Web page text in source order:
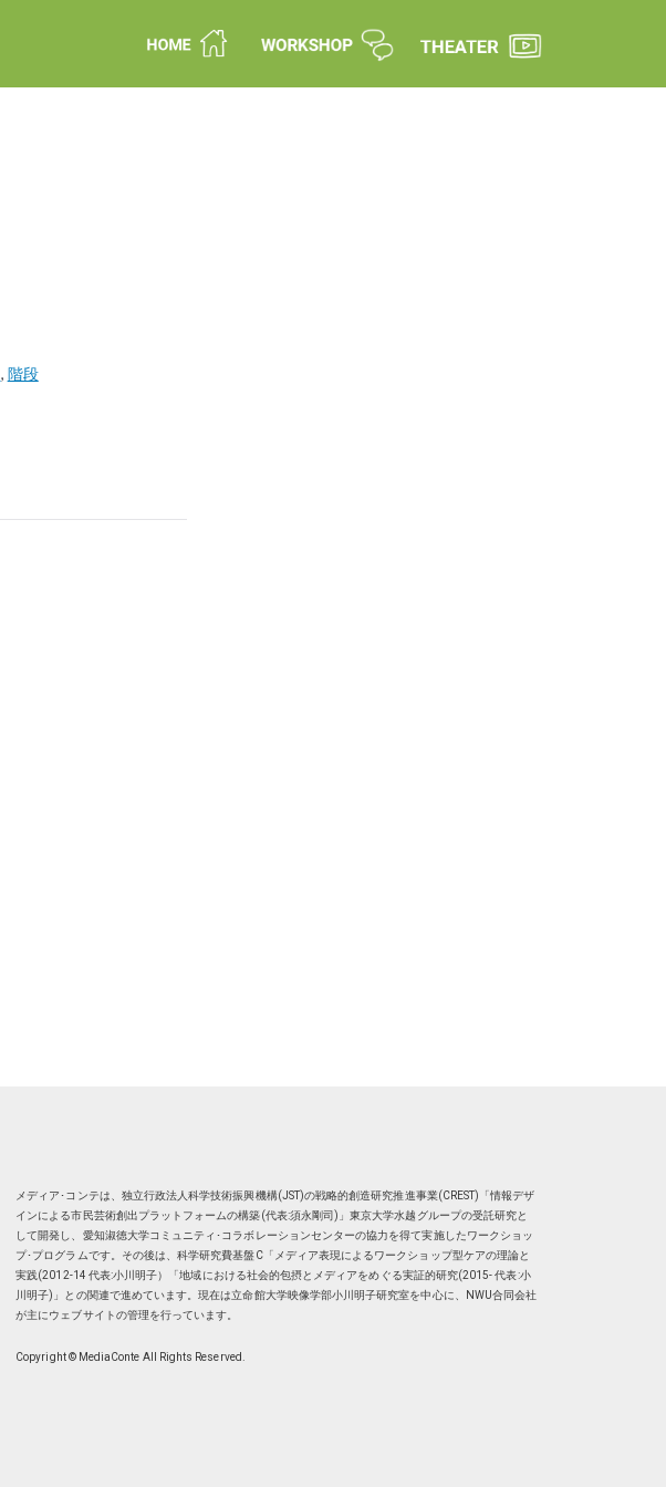
, 階段
メディア･コンテは、独立行政法人科学技術振興機構(JST)の戦略的創造研究推進事業(CREST)「情報デザ
インによる市民芸術創出プラットフォームの構築(代表:須永剛司)」東京大学水越グループの受託研究と
して開発し、愛知淑徳大学コミュニティ･コラボレーションセンターの協力を得て実施したワークショッ
プ･プログラムです。その後は、科学研究費基盤C「メディア表現によるワークショップ型ケアの理論と
実践(2012-14 代表:小川明子）「地域における社会的包摂とメディアをめぐる実証的研究(2015- 代表:小
川明子)」との関連で進めています。現在は立命館大学映像学部小川明子研究室を中心に、
NWU合同会社
が主にウェブサイトの管理を行っています。
Copyright © MediaConte All Rights Reserved.